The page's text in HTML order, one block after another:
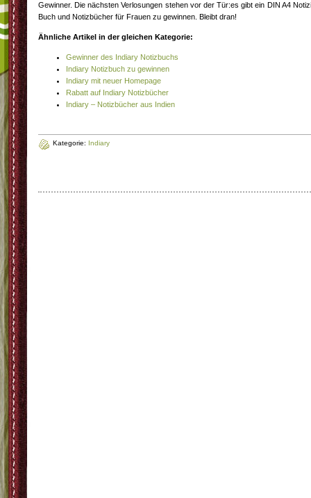
Gewinner. Die nächsten Verlosungen stehen vor der Tür:es gibt ein DIN A4
Buch und Notizbücher für Frauen zu gewinnen. Bleibt dran!
Ähnliche Artikel in der gleichen Kategorie:
Gewinner des Indiary Notizbuchs
Indiary Notizbuch zu gewinnen
Indiary mit neuer Homepage
Rabatt auf Indiary Notizbücher
Indiary – Notizbücher aus Indien
Kategorie: Indiary